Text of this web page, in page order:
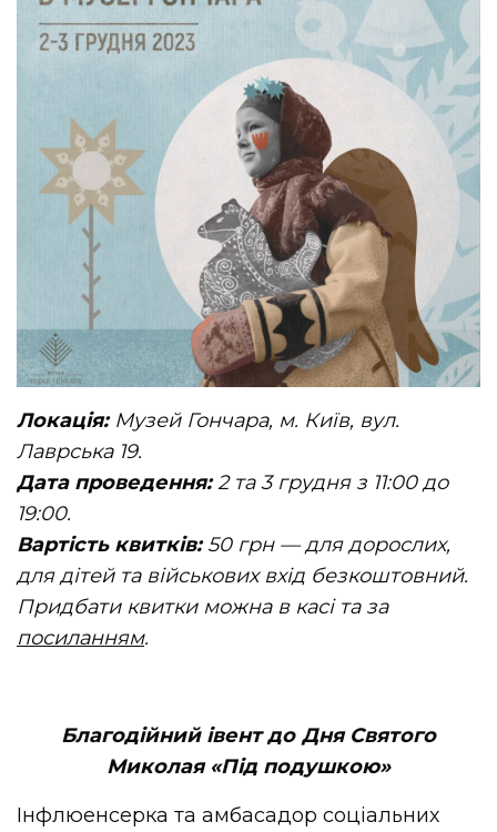
Локація:Музей Гончара, м. Київ, вул.
Лаврська 19.
Дата проведення:2 та 3 грудня з 11:00 до
19:00.
Вартість квитків:50 грн — для дорослих,
для дітей та військових вхід безкоштовний.
Придбати квитки можна в касі та за
посиланням.
Благодійний івент до Дня Святого
Миколая «Під подушкою»
Інфлюенсерка та амбасадор соціальних